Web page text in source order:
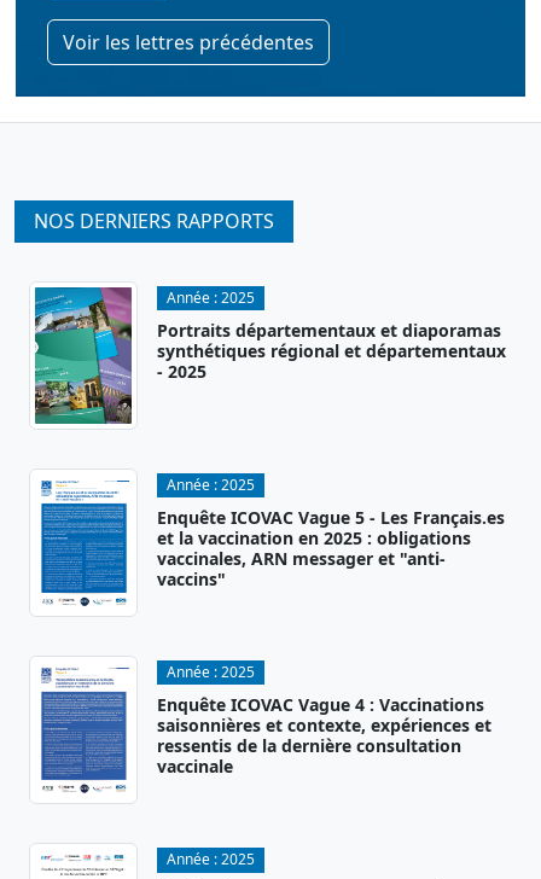
Voir les lettres précédentes
NOS DERNIERS RAPPORTS
Année :2025
Portraits départementaux et diaporamas
synthétiques régional et départementaux
- 2025
Année :2025
Enquête ICOVAC Vague 5 - Les Français.es
et la vaccination en 2025 : obligations
vaccinales, ARN messager et "anti-
vaccins"
Année :2025
Enquête ICOVAC Vague 4 : Vaccinations
saisonnières et contexte, expériences et
ressentis de la dernière consultation
vaccinale
Année :2025